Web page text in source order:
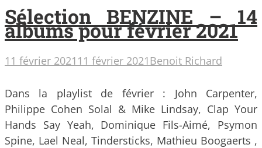
Sélection BENZINE – 14
albums pour février 2021
11 février 2021 11 février 2021 Benoit Richard
Dans la playlist de février : John Carpenter,
Philippe Cohen Solal & Mike Lindsay, Clap Your
Hands Say Yeah, Dominique Fils-Aimé, Psymon
Spine, Lael Neal, Tindersticks, Mathieu Boogaerts ,